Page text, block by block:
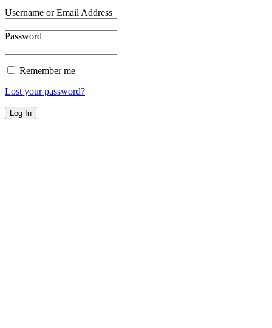
Username or Email Address
Password
Remember me
Lost your password?